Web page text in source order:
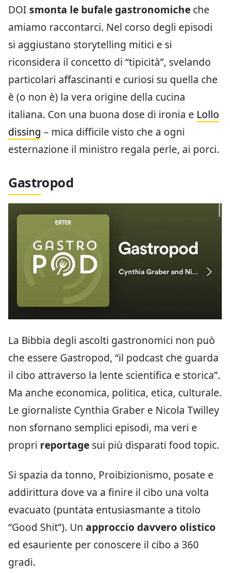
DOI smonta le bufale gastronomiche che
amiamo raccontarci. Nel corso degli episodi
si aggiustano storytelling mitici e si
riconsidera il concetto di “tipicità”, svelando
particolari affascinanti e curiosi su quella che
è (o non è) la vera origine della cucina
italiana. Con una buona dose di ironia e Lollo
dissing – mica difficile visto che a ogni
esternazione il ministro regala perle, ai porci.
Gastropod
La Bibbia degli ascolti gastronomici non può
che essere Gastropod, “il podcast che guarda
il cibo attraverso la lente scientifica e storica”.
Ma anche economica, politica, etica, culturale.
Le giornaliste Cynthia Graber e Nicola Twilley
non sfornano semplici episodi, ma veri e
propri reportage sui più disparati food topic.
Si spazia da tonno, Proibizionismo, posate e
addirittura dove va a finire il cibo una volta
evacuato (puntata entusiasmante a titolo
“Good Shit”). Un approccio davvero olistico
ed esauriente per conoscere il cibo a 360
gradi.